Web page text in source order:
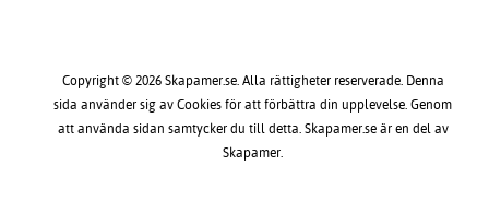
Copyright © 2026 Skapamer.se. Alla rättigheter reserverade. Denna
sida använder sig av Cookies för att förbättra din upplevelse. Genom
att använda sidan samtycker du till detta. Skapamer.se är en del av
Skapamer.